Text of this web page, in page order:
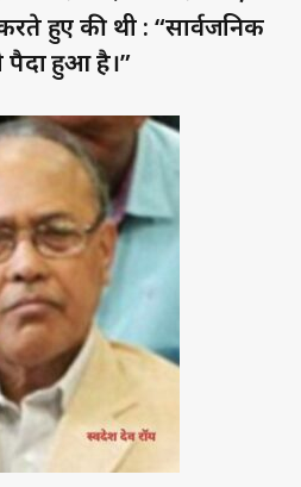
हुए की थी : “सार्वजनिक
पैदा हुआ है।”